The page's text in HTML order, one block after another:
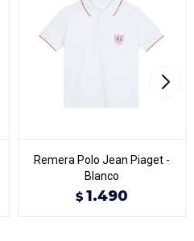
Remera Polo Jean Piaget -
Blanco
$ 1.490